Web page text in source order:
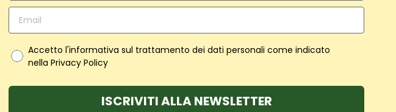
Accetto l'informativa sul trattamento dei dati personali come indicato
nella Privacy Policy
ISCRIVITI ALLA NEWSLETTER